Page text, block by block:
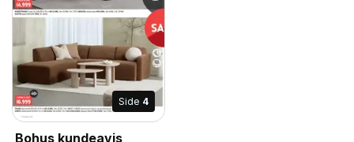
Side 4
Bohus kundeavis